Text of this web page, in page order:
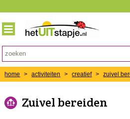
home > activiteiten > creatief > zuivel
Zuivel bereiden